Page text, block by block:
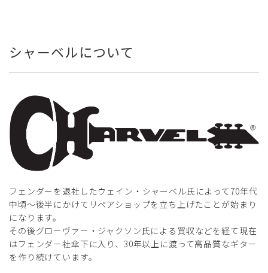
シャーベルについて
フェンダーを退社したウェイン・シャーベル氏によって70年代
中頃～後半にかけてリペアショップを立ち上げたことが始まり
になります。
その後グローヴァー・ジャクソン氏による買収などを経て現在
はフェンダー社傘下に入り、30年以上に渡って高品質なギター
を作り続けています。